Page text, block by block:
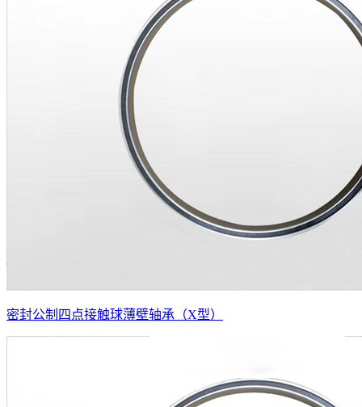
密封公制四点接触球薄壁轴承（X型）